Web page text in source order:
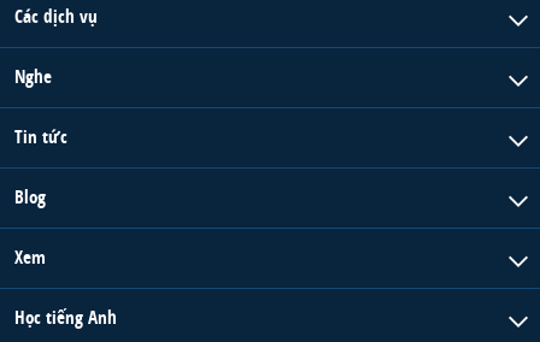
Các dịch vụ
Nghe
Tin tức
Blog
Xem
Học tiếng Anh